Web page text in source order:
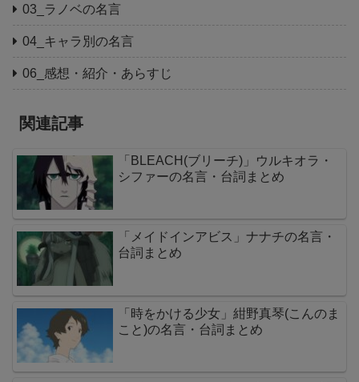
03_ラノベの名言
04_キャラ別の名言
06_感想・紹介・あらすじ
関連記事
「BLEACH(ブリーチ)」ウルキオラ・
シファーの名言・台詞まとめ
「メイドインアビス」ナナチの名言・
台詞まとめ
「時をかける少女」紺野真琴(こんのま
こと)の名言・台詞まとめ